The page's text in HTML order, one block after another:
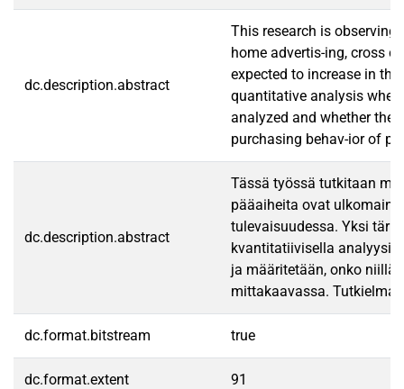
dc.description.abstract
This research is observing
home advertis-ing, cross
expected to increase in
quantitative analysis
analyzed and whether
purchasing behav-ior of
dc.description.abstract
Tässä työssä tutkitaan
pääaiheita ovat
tulevaisuudessa. Yksi
kvantitatiivisella
ja määritetään, onko niillä
mittakaavassa.
dc.format.bitstream true
dc.format.extent 91